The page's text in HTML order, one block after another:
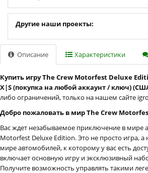
Другие наши проекты:
Описание Характеристики
Купить игру The Crew Motorfest Deluxe
X|S (покупка на любой аккаунт / ключ)
либо ограничений, только на нашем сайте
Добро пожаловать в мир The Crew
Вас ждет незабываемое приключение в мире
Motorfest Deluxe Edition. Это не просто игра,
мире автомобилей, к которому у вас есть
включает основную игру и эксклюзивный
Получите возможность управлять такими